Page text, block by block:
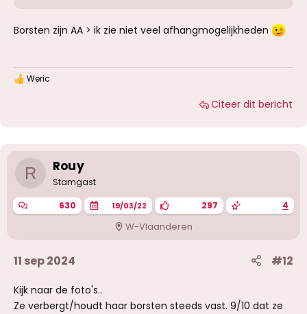
Borsten zijn AA > ik zie niet veel afhangmogelijkheden
W
n
:
Weric
Citeer dit bericht
R Rouy
Stamgast
630 19/03/22 297 4
W-Vlaanderen
11 sep 2024 #12
Kijk naar de foto's..
Ze verbergt/houdt haar borsten steeds vast. 9/10 dat ze